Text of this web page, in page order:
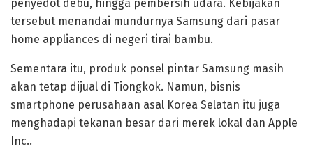
penyedot debu, hingga pembersih udara. Kebijakan
tersebut menandai mundurnya Samsung dari pasar
home appliances di negeri tirai bambu.
Sementara itu, produk ponsel pintar Samsung masih
akan tetap dijual di Tiongkok. Namun, bisnis
smartphone perusahaan asal Korea Selatan itu juga
menghadapi tekanan besar dari merek lokal dan Apple
Inc..